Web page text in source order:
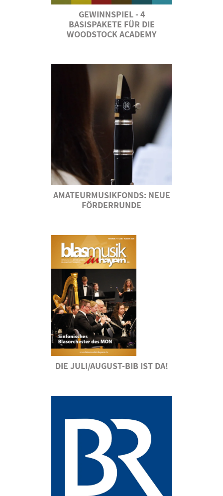
GEWINNSPIEL - 4
BASISPAKETE FÜR DIE
WOODSTOCK ACADEMY
AMATEURMUSIKFONDS: NEUE
FÖRDERRUNDE
DIE JULI/AUGUST-BIB IST DA!